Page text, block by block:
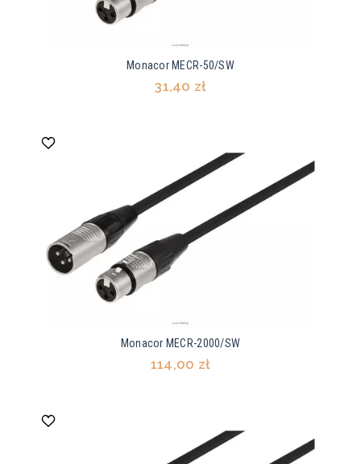
Monacor MECR-50/SW
31,40 zł
Monacor MECR-2000/SW
114,00 zł